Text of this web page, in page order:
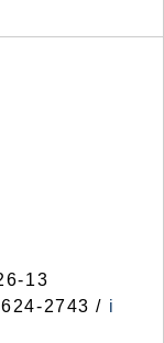
13
2743 / i